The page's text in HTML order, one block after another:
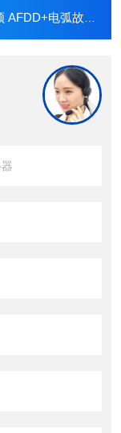
故障检测装置断路器